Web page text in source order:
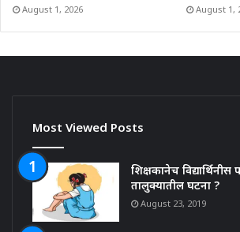
August 1, 2026 August 1,
Most Viewed Posts
शिक्षकानेच
तालुक्यातील घटना ?
August 23, 2019